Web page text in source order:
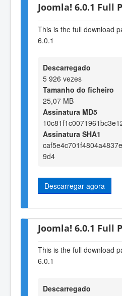
Joomla! 6.0.1 Full
This is the full download
6.0.1
Descarregado
5 926 vezes
Tamanho do ficheiro
25,07 MB
Assinatura MD5
Assinatura SHA1
9d4
Descarregar agora
Joomla! 6.0.1 Full
This is the full download
6.0.1
Descarregado